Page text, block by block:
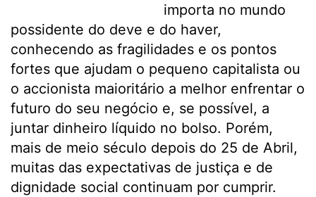
importa no mundo
possidente do deve e do haver,
conhecendo as fragilidades e os pontos
fortes que ajudam o pequeno capitalista ou
o accionista maioritário a melhor enfrentar o
futuro do seu negócio e, se possível, a
juntar dinheiro líquido no bolso. Porém,
mais de meio século depois do 25 de Abril,
muitas das expectativas de justiça e de
dignidade social continuam por cumprir.